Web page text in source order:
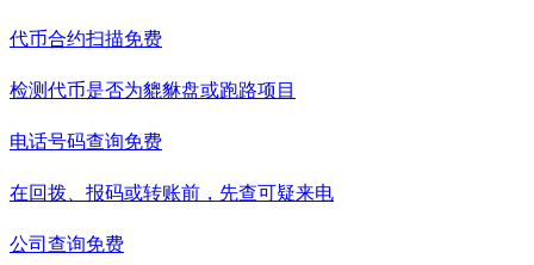
代币合约扫描免费
检测代币是否为貔貅盘或跑路项目
电话号码查询免费
在回拨、报码或转账前，先查可疑来电
公司查询免费